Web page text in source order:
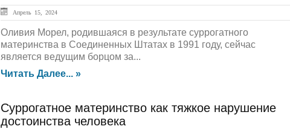
Апрель 15, 2024
Оливия Морел, родившаяся в результате суррогатного
материнства в Соединенных Штатах в 1991 году, сейчас
является ведущим борцом за...
Читать Далее... »
Суррогатное материнство как тяжкое нарушение
достоинства человека